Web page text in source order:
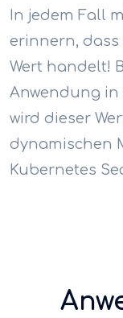
In jedem Fall
erinnern, dass
Wert handelt!
Anwendung
wird dieser
dynamischen
Kubernetes